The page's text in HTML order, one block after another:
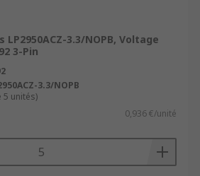
3.3/NOPB, Voltage
3-Pin
3.3/NOPB
5 unités)
0,936 €/unité